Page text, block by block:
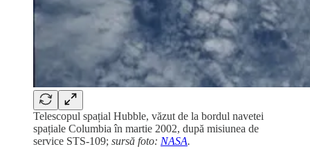
Telescopul spațial Hubble, văzut de la bordul navetei
spațiale Columbia în martie 2002, după misiunea de
service STS-109; sursă foto: NASA.